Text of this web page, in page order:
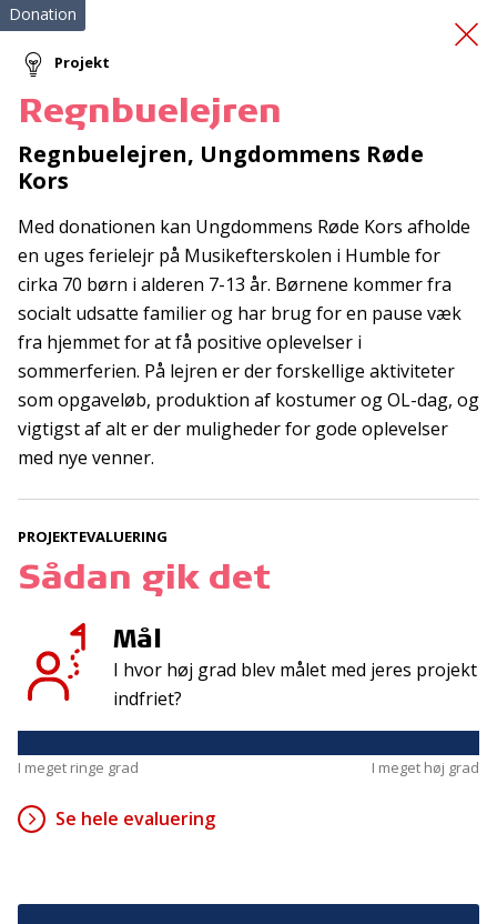
Weekend Danhostel
Donation
Projekt
Regnbuelejren
Regnbuelejren, Ungdommens Røde
Kors
Med donationen kan Ungdommens Røde Kors afholde
en uges ferielejr på Musikefterskolen i Humble for
cirka 70 børn i alderen 7-13 år. Børnene kommer fra
socialt udsatte familier og har brug for en pause væk
fra hjemmet for at få positive oplevelser i
sommerferien. På lejren er der forskellige aktiviteter
som opgaveløb, produktion af kostumer og OL-dag, og
vigtigst af alt er der muligheder for gode oplevelser
med nye venner.
PROJEKTEVALUERING
Sådan gik det
Mål
I hvor høj grad blev målet med jeres projekt
indfriet?
I meget ringe grad I meget høj grad
Se hele evaluering
Tilmeld nyhedsbrev
De seneste nyheder om TrygFondens og TryghedsGruppens
aktiviteter direkte i din indbakke.
Tilmeld
TrygFonden
T:45 26 08 00
info@trygfonden.dk
TryghedsGruppen
info@tryghedsgruppen.dk
2830 Virum
Fakturering